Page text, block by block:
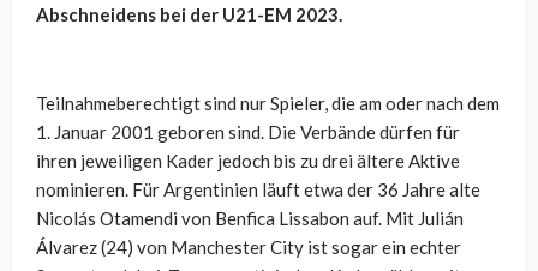
Abschneidens bei der U21-EM 2023.
Teilnahmeberechtigt sind nur Spieler, die am oder nach dem
1. Januar 2001 geboren sind. Die Verbände dürfen für
ihren jeweiligen Kader jedoch bis zu drei ältere Aktive
nominieren. Für Argentinien läuft etwa der 36 Jahre alte
Nicolás Otamendi von Benfica Lissabon auf. Mit Julián
Álvarez (24) von Manchester City ist sogar ein echter